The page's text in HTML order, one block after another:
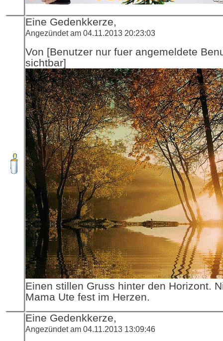
Eine Gedenkkerze,
Angezündet am 04.11.2013 20:23:03
Von [Benutzer nur fuer angemeldete
sichtbar]
Einen stillen Gruss hinter den Horizont.
Mama Ute fest im Herzen.
Eine Gedenkkerze,
Angezündet am 04.11.2013 13:09:46